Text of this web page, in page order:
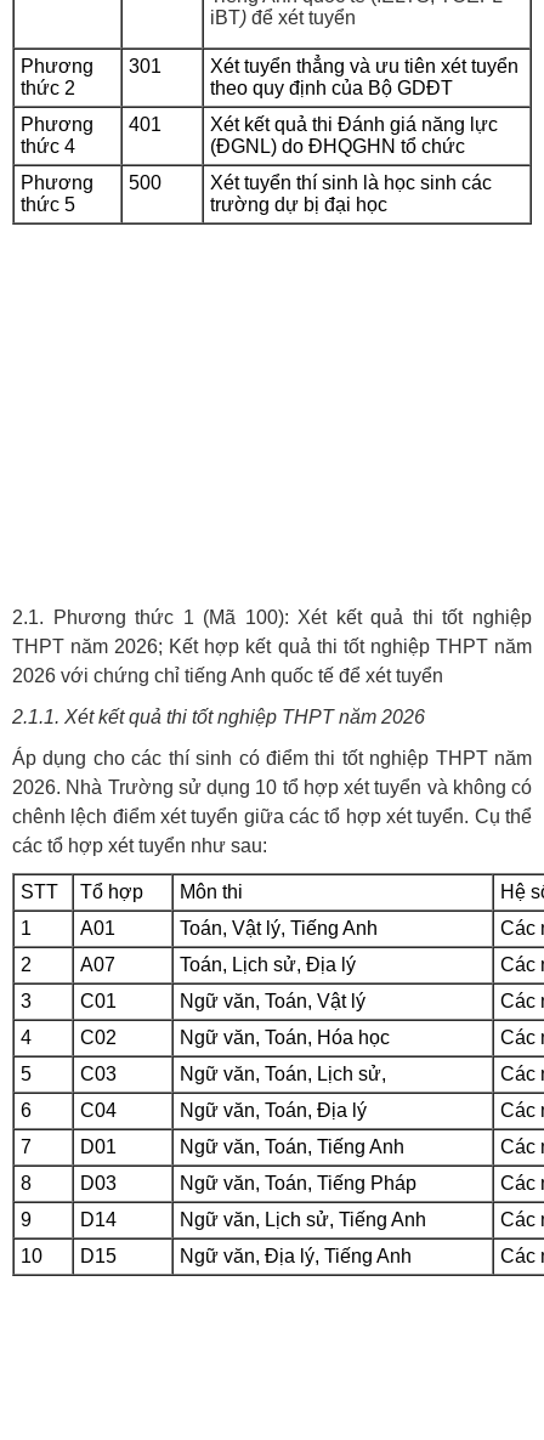
iBT) để xét tuyển
Phương
thức 2
301
Xét tuyển thẳng và ưu tiên xét tuyển
theo quy định của Bộ GDĐT
Phương
thức 4
401
Xét kết quả thi Đánh giá năng lực
(ĐGNL) do ĐHQGHN tổ chức
Phương
thức 5
500
Xét tuyển thí sinh là học sinh các
trường dự bị đại học
2.1. Phương thức 1 (Mã 100): Xét kết quả thi tốt nghiệp
THPT năm 2026; Kết hợp kết quả thi tốt nghiệp THPT năm
2026 với chứng chỉ tiếng Anh quốc tế để xét tuyển
2.1.1. Xét kết quả thi tốt nghiệp THPT năm 2026
Áp dụng cho các thí sinh có điểm thi tốt nghiệp THPT năm
2026. Nhà Trường sử dụng 10 tổ hợp xét tuyển và không có
chênh lệch điểm xét tuyển giữa các tổ hợp xét tuyển. Cụ thể
các tổ hợp xét tuyển như sau:
STT Tổ hợp Môn thi
Hệ
1
A01 Toán, Vật lý, Tiếng Anh
Các
2
A07 Toán, Lịch sử, Địa lý
Các
3
C01 Ngữ văn, Toán, Vật lý
Các
4
C02 Ngữ văn, Toán, Hóa học
Các
5
C03 Ngữ văn, Toán, Lịch sử,
Các
6
C04 Ngữ văn, Toán, Địa lý
Các
7
D01 Ngữ văn, Toán, Tiếng Anh
Các
8
D03 Ngữ văn, Toán, Tiếng Pháp
Các
9
D14 Ngữ văn, Lịch sử, Tiếng Anh
Các
10
D15 Ngữ văn, Địa lý, Tiếng Anh Các